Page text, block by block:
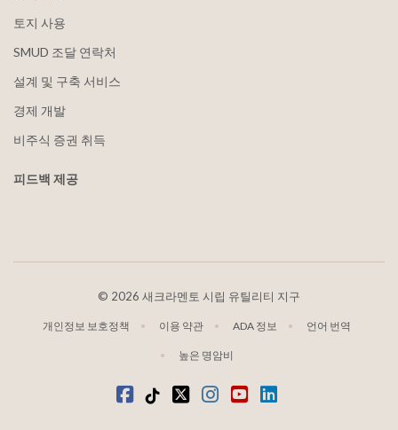
토지 사용
SMUD 조달 연락처
설계 및 구축 서비스
경제 개발
비주식 증권 취득
피드백 제공
© 2026 새크라멘토 시립 유틸리티 지구
개인정보 보호정책 이용 약관 ADA 정보 언어 번역
높은 명암비
Facebook
틱톡트위터인스타그램
유튜브LinkedIn